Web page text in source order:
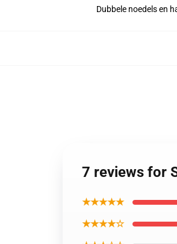
Dubbele noedels en
7 reviews for
★★★★★
★★★★☆